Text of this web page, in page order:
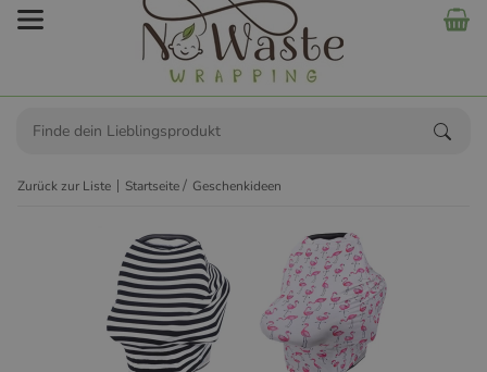
Zurück zur Liste Startseite Geschenkideen